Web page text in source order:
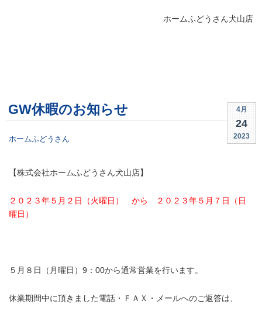
ホームふどうさん犬山店
4月
24
2023
GW休暇のお知らせ
ホームふどうさん
【株式会社ホームふどうさん犬山店】
２０２３年５月２日（火曜日） から ２０２３年５月７日（日
曜日）
５月８日（月曜日）9：00から通常営業を行います。
休業期間中に頂きました電話・ＦＡＸ・メールへのご返答は、